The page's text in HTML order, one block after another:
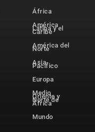
África
América
Latina y el
Caribe
América del
Norte
Asia-
Pacífico
Europa
Medio
Oriente y
Norte de
África
Mundo